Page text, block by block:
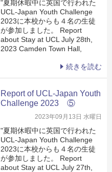
"夏期休暇中に英国で行われた
UCL-Japan Youth Challenge
2023に本校からも４名の生徒
が参加しました。 Report
about Stay at UCL July 28th,
2023 Camden Town Hall,
続きを読む
Report of UCL-Japan Youth
Challenge 2023 ⑤
2023年09月13日 水曜日
"夏期休暇中に英国で行われた
UCL-Japan Youth Challenge
2023に本校からも４名の生徒
が参加しました。 Report
about Stay at UCL July 27th,